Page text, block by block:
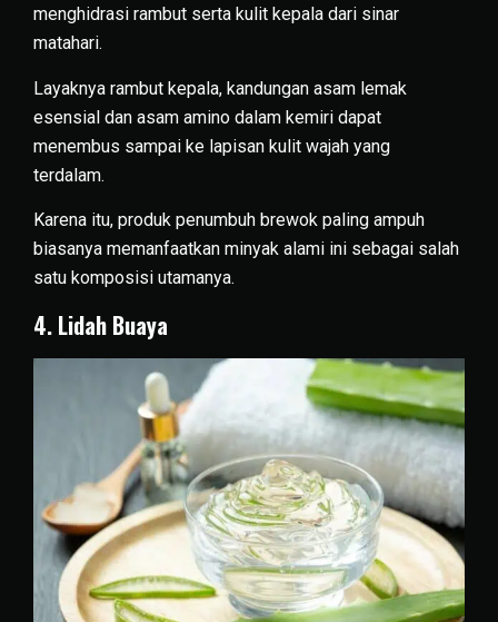
menghidrasi rambut serta kulit kepala dari sinar
matahari.
Layaknya rambut kepala, kandungan asam lemak
esensial dan asam amino dalam kemiri dapat
menembus sampai ke lapisan kulit wajah yang
terdalam.
Karena itu, produk penumbuh brewok paling ampuh
biasanya memanfaatkan minyak alami ini sebagai salah
satu komposisi utamanya.
4. Lidah Buaya